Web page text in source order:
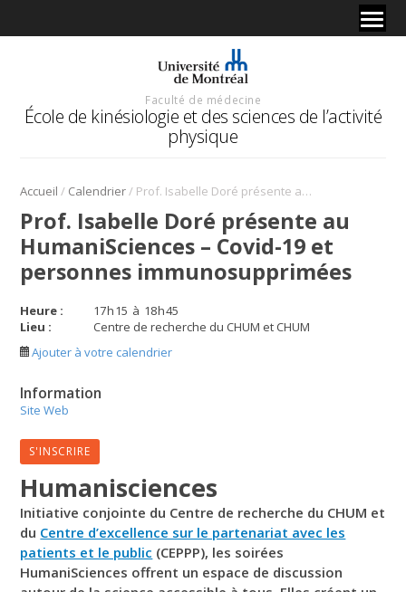
Faculté de médecine
École de kinésiologie et des sciences de l’activité
physique
Accueil / Calendrier/ Prof. Isabelle Doré présente au HumaniSciences – Covid-19 et personnes immunosupprimées
Prof. Isabelle Doré présente au
HumaniSciences – Covid-19 et
personnes immunosupprimées
Heure : 17h15 à 18h45
Lieu :
Centre de recherche du CHUM et CHUM
Ajouter à votre calendrier
Information
Site Web
S'INSCRIRE
Humanisciences
Initiative conjointe du Centre de recherche du CHUM et
du Centre d’excellence sur le partenariat avec les
patients et le public (CEPPP), les soirées
HumaniSciences offrent un espace de discussion